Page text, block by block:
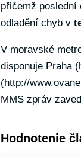
přičemž
odladění chyb v
V moravské
disponuje Praha (
(http://
MMS zpráv
Hodnotenie